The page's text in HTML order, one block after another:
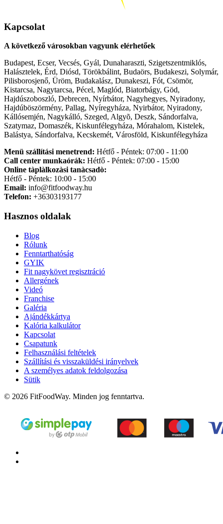
Kapcsolat
A következő városokban vagyunk elérhetőek
Budapest, Ecser, Vecsés, Gyál, Dunaharaszti, Szigetszentmiklós,
Halásztelek, Érd, Diósd, Törökbálint, Budaörs, Budakeszi, Solymár,
Pilisborosjenő, Üröm, Budakalász, Dunakeszi, Fót, Csömör,
Kistarcsa, Nagytarcsa, Pécel, Maglód, Biatorbágy, Göd,
Hajdúszoboszló, Debrecen, Nyírbátor, Nagyhegyes, Nyiradony,
Hajdúböszörmény, Pallag, Nyíregyháza, Nyirbátor, Nyiradony,
Kállósemjén, Nagykálló, Szeged, Algyõ, Deszk, Sándorfalva,
Szatymaz, Domaszék, Kiskunfélegyháza, Mórahalom, Kistelek,
Balástya, Sándorfalva, Kecskemét, Városföld, Kiskunfélegyháza
Menü szállítási menetrend: Hétfő - Péntek: 07:00 - 11:00
Call center munkaórák: Hétfő - Péntek: 07:00 - 15:00
Online tàplàlkozàsi tanàcsadò:
Hétfő - Péntek: 10:00 - 15:00
Email: info@fitfoodway.hu
Telefon: +36303193177
Hasznos oldalak
Blog
Rólunk
Fenntarthatóság
GYIK
Fit nagykövet regisztráció
Allergének
Videó
Franchise
Galéria
Ajándékkártya
Kalória kalkulátor
Kapcsolat
Csapatunk
Felhasználási feltételek
Szállítási és visszaküldési irányelvek
A személyes adatok feldolgozása
Sütik
© 2026 FitFoodWay. Minden jog fenntartva.